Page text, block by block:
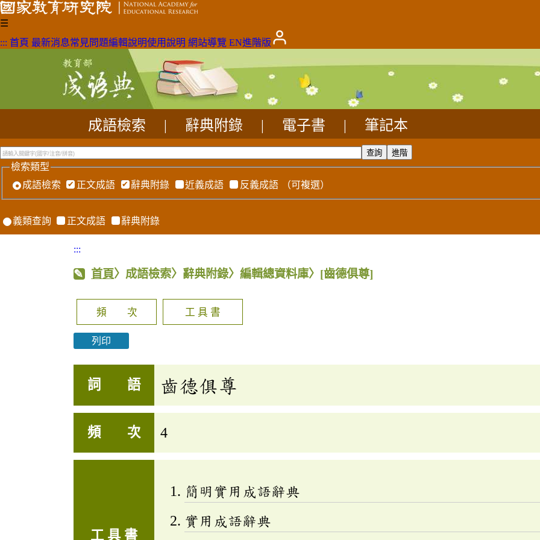
☰
::: 首頁 最新消息常見問題編輯說明使用說明 網站導覽 EN進階版
成語檢索 辭典附錄 電子書 筆記本
檢索類型
成語檢索
正文成語 辭典附錄 近義成語 反義成語 （可複選）
義類查詢 正文成語 辭典附錄
:::
首頁〉成語檢索〉辭典附錄〉編輯總資料庫〉 [齒德俱尊]
頻 次 工 具 書
列印
詞 語 齒德俱尊
頻 次 4
工 具 書
簡明實用成語辭典
實用成語辭典